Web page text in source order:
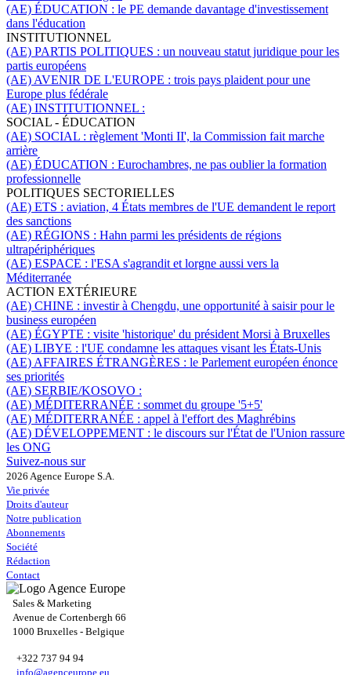
(AE) ÉDUCATION : le PE demande davantage d'investissement
dans l'éducation
INSTITUTIONNEL
(AE) PARTIS POLITIQUES : un nouveau statut juridique pour les
partis européens
(AE) AVENIR DE L'EUROPE : trois pays plaident pour une
Europe plus fédérale
(AE) INSTITUTIONNEL :
SOCIAL - ÉDUCATION
(AE) SOCIAL : règlement 'Monti II', la Commission fait marche
arrière
(AE) ÉDUCATION : Eurochambres, ne pas oublier la formation
professionnelle
POLITIQUES SECTORIELLES
(AE) ETS : aviation, 4 États membres de l'UE demandent le report
des sanctions
(AE) RÉGIONS : Hahn parmi les présidents de régions
ultrapériphériques
(AE) ESPACE : l'ESA s'agrandit et lorgne aussi vers la
Méditerranée
ACTION EXTÉRIEURE
(AE) CHINE : investir à Chengdu, une opportunité à saisir pour le
business européen
(AE) ÉGYPTE : visite 'historique' du président Morsi à Bruxelles
(AE) LIBYE : l'UE condamne les attaques visant les États-Unis
(AE) AFFAIRES ÉTRANGÈRES : le Parlement européen énonce
ses priorités
(AE) SERBIE/KOSOVO :
(AE) MÉDITERRANÉE : sommet du groupe '5+5'
(AE) MÉDITERRANÉE : appel à l'effort des Maghrébins
(AE) DÉVELOPPEMENT : le discours sur l'État de l'Union rassure
les ONG
Suivez-nous sur
2026 Agence Europe S.A.
Vie privée
Droits d'auteur
Notre publication
Abonnements
Société
Rédaction
Contact
Sales & Marketing
Avenue de Cortenbergh 66
1000 Bruxelles - Belgique
+322 737 94 94
info@agenceurope.eu